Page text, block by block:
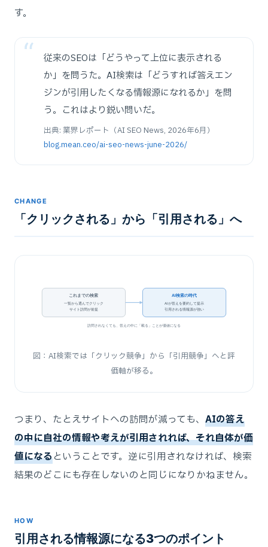
す。
従来のSEOは「どうやって上位に表示される
か」を問うた。AI検索は「どうすれば答えエン
ジンが引用したくなる情報源になれるか」を問
う。これはより鋭い問いだ。
出典: 業界レポート（AI SEO News, 2026年6月）
blog.mean.ceo/ai-seo-news-june-2026/
CHANGE
「クリックされる」から「引用される」へ
これまでの検索
一覧から選んでクリック
サイト訪問が前提
AI検索の時代
AIが答えを要約して提示
引用される情報源が強い
訪問されなくても、答えの中に「載る」ことが価値になる
図：AI検索では「クリック競争」から「引用競争」へと評
価軸が移る。
つまり、たとえサイトへの訪問が減っても、 AIの答え
の中に自社の情報や考えが引用されれば、それ自体が価
値になるということです。逆に引用されなければ、検索
結果のどこにも存在しないのと同じになりかねません。
HOW
引用される情報源になる3つのポイント